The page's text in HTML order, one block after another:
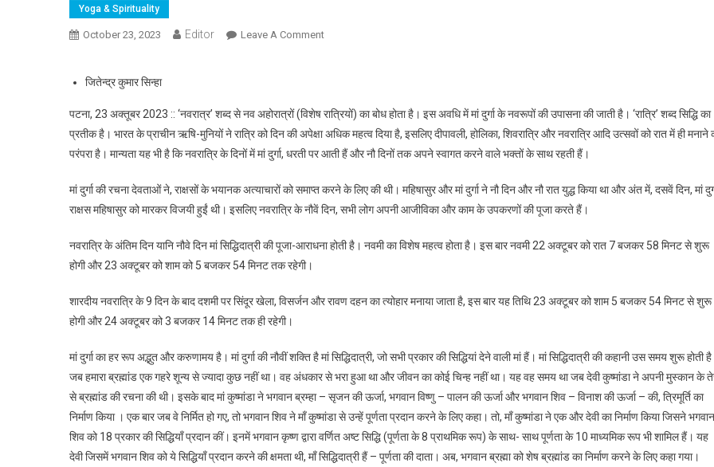
Yoga & Spirituality
October 23, 2023 Editor Leave A Comment
जितेन्द्र कुमार सिन्हा
पटना, 23 अक्तूबर 2023 :: ‘नवरात्र’ शब्द से नव अहोरात्रों (विशेष रात्रियों) का बोध होता है। इस अवधि में मां दुर्गा के नवरूपों की उपासना की जाती है। ‘रात्रि’ शब्द सिद्धि का
प्रतीक है। भारत के प्राचीन ऋषि-मुनियों ने रात्रि को दिन की अपेक्षा अधिक महत्व दिया है, इसलिए दीपावली, होलिका, शिवरात्रि और नवरात्रि आदि उत्सवों को रात में ही मनाने
परंपरा है। मान्यता यह भी है कि नवरात्रि के दिनों में मां दुर्गा, धरती पर आती हैं और नौ दिनों तक अपने स्वागत करने वाले भक्तों के साथ रहती हैं।
मां दुर्गा की रचना देवताओं ने, राक्षसों के भयानक अत्याचारों को समाप्त करने के लिए की थी। महिषासुर और मां दुर्गा ने नौ दिन और नौ रात युद्ध किया था और अंत में, दसवें दिन, मां
राक्षस महिषासुर को मारकर विजयी हुईं थी। इसलिए नवरात्रि के नौवें दिन, सभी लोग अपनी आजीविका और काम के उपकरणों की पूजा करते हैं।
नवरात्रि के अंतिम दिन यानि नौवे दिन मां सिद्धिदात्री की पूजा-आराधना होती है। नवमी का विशेष महत्व होता है। इस बार नवमी 22 अक्टूबर को रात 7 बजकर 58 मिनट से शुरू
होगी और 23 अक्टूबर को शाम को 5 बजकर 54 मिनट तक रहेगी।
शारदीय नवरात्रि के 9 दिन के बाद दशमी पर सिंदूर खेला, विसर्जन और रावण दहन का त्योहार मनाया जाता है, इस बार यह तिथि 23 अक्टूबर को शाम 5 बजकर 54 मिनट से शुरू
होगी और 24 अक्टूबर को 3 बजकर 14 मिनट तक ही रहेगी।
मां दुर्गा का हर रूप अद्भुत और करुणामय है। मां दुर्गा की नौवीं शक्ति है मां सिद्धिदात्री, जो सभी प्रकार की सिद्धियां देने वाली मां हैं। मां सिद्धिदात्री की कहानी उस समय शुरू होती है
जब हमारा ब्रह्मांड एक गहरे शून्य से ज्यादा कुछ नहीं था। वह अंधकार से भरा हुआ था और जीवन का कोई चिन्ह नहीं था। यह वह समय था जब देवी कुष्मांडा ने अपनी मुस्कान के
से ब्रह्मांड की रचना की थी। इसके बाद मां कुष्मांडा ने भगवान ब्रम्हा – सृजन की ऊर्जा, भगवान विष्णु – पालन की ऊर्जा और भगवान शिव – विनाश की ऊर्जा – की, त्रिमूर्ति का
निर्माण किया । एक बार जब वे निर्मित हो गए, तो भगवान शिव ने माँ कुष्मांडा से उन्हें पूर्णता प्रदान करने के लिए कहा। तो, माँ कुष्मांडा ने एक और देवी का निर्माण किया जिसने भगवान
शिव को 18 प्रकार की सिद्धियाँ प्रदान कीं। इनमें भगवान कृष्ण द्वारा वर्णित अष्ट सिद्धि (पूर्णता के 8 प्राथमिक रूप) के साथ- साथ पूर्णता के 10 माध्यमिक रूप भी शामिल हैं। यह
देवी जिसमें भगवान शिव को ये सिद्धियाँ प्रदान करने की क्षमता थी, माँ सिद्धिदात्री हैं – पूर्णता की दाता। अब, भगवान ब्रह्मा को शेष ब्रह्मांड का निर्माण करने के लिए कहा गया।